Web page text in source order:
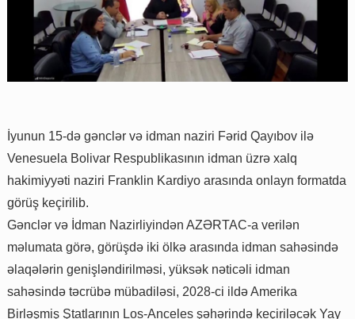
İyunun 15-də gənclər və idman naziri Fərid Qayıbov ilə
Venesuela Bolivar Respublikasının idman üzrə xalq
hakimiyyəti naziri Franklin Kardiyo arasında onlayn formatda
görüş keçirilib.
Gənclər və İdman Nazirliyindən AZƏRTAC-a verilən
məlumata görə, görüşdə iki ölkə arasında idman sahəsində
əlaqələrin genişləndirilməsi, yüksək nəticəli idman
sahəsində təcrübə mübadiləsi, 2028-ci ildə Amerika
Birləşmiş Ştatlarının Los-Anceles şəhərində keçiriləcək Yay